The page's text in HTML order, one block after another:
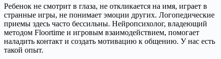
Ребенок не смотрит в глаза, не откликается на имя, играет в
странные игры, не понимает эмоции других. Логопедические
приемы здесь часто бессильны. Нейропсихолог, владеющий
методом Floortime и игровым взаимодействием, помогает
наладить контакт и создать мотивацию к общению. У нас есть
такой опыт.